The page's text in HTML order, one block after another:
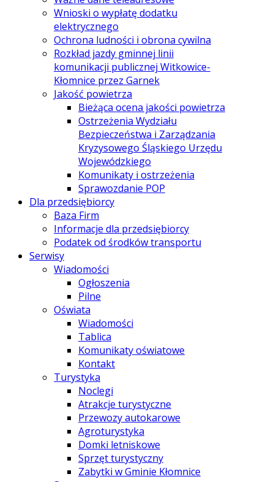
Wnioski o wypłatę dodatku
elektrycznego
Ochrona ludności i obrona cywilna
Rozkład jazdy gminnej linii
komunikacji publicznej Witkowice-
Kłomnice przez Garnek
Jakość powietrza
Bieżąca ocena jakości powietrza
Ostrzeżenia Wydziału
Bezpieczeństwa i Zarządzania
Kryzysowego Śląskiego Urzędu
Wojewódzkiego
Komunikaty i ostrzeżenia
Sprawozdanie POP
Dla przedsiębiorcy
Baza Firm
Informacje dla przedsiębiorcy
Podatek od środków transportu
Serwisy
Wiadomości
Ogłoszenia
Pilne
Oświata
Wiadomości
Tablica
Komunikaty oświatowe
Kontakt
Turystyka
Noclegi
Atrakcje turystyczne
Przewozy autokarowe
Agroturystyka
Domki letniskowe
Sprzęt turystyczny
Zabytki w Gminie Kłomnice